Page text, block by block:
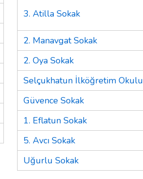
3. Atilla Sokak
2. Manavgat Sokak
2. Oya Sokak
Selçukhatun İlköğretim Okulu
Güvence Sokak
1. Eflatun Sokak
5. Avcı Sokak
Uğurlu Sokak